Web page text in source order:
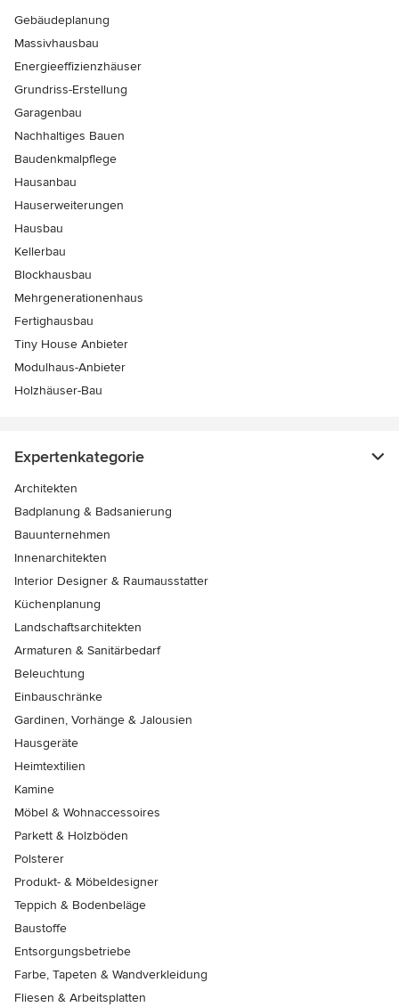
Gebäudeplanung
Massivhausbau
Energieeffizienzhäuser
Grundriss-Erstellung
Garagenbau
Nachhaltiges Bauen
Baudenkmalpflege
Hausanbau
Hauserweiterungen
Hausbau
Kellerbau
Blockhausbau
Mehrgenerationenhaus
Fertighausbau
Tiny House Anbieter
Modulhaus-Anbieter
Holzhäuser-Bau
Expertenkategorie
Architekten
Badplanung & Badsanierung
Bauunternehmen
Innenarchitekten
Interior Designer & Raumausstatter
Küchenplanung
Landschaftsarchitekten
Armaturen & Sanitärbedarf
Beleuchtung
Einbauschränke
Gardinen, Vorhänge & Jalousien
Hausgeräte
Heimtextilien
Kamine
Möbel & Wohnaccessoires
Parkett & Holzböden
Polsterer
Produkt- & Möbeldesigner
Teppich & Bodenbeläge
Baustoffe
Entsorgungsbetriebe
Farbe, Tapeten & Wandverkleidung
Fliesen & Arbeitsplatten